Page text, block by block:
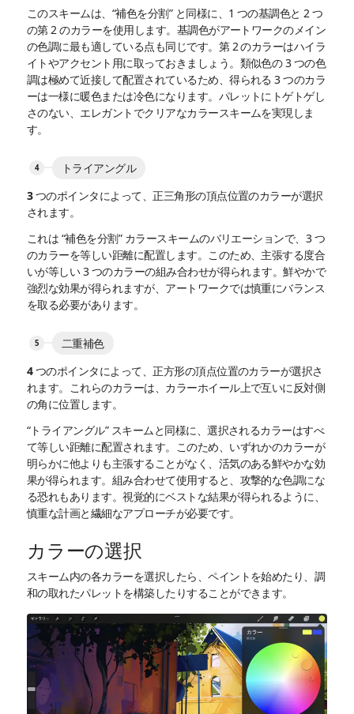
このスキームは、“補色を分割” と同様に、1 つの基調色と 2 つ
の第 2 のカラーを使用します。基調色がアートワークのメイン
の色調に最も適している点も同じです。第 2 のカラーはハイラ
イトやアクセント用に取っておきましょう。類似色の 3 つの色
調は極めて近接して配置されているため、得られる 3 つのカラ
ーは一様に暖色または冷色になります。パレットにトゲトゲし
さのない、エレガントでクリアなカラースキームを実現しま
す。
トライアングル
3 つのポインタによって、正三角形の頂点位置のカラーが選択
されます。
これは “補色を分割” カラースキームのバリエーションで、3 つ
のカラーを等しい距離に配置します。このため、主張する度合
いが等しい 3 つのカラーの組み合わせが得られます。鮮やかで
強烈な効果が得られますが、アートワークでは慎重にバランス
を取る必要があります。
二重補色
4 つのポインタによって、正方形の頂点位置のカラーが選択さ
れます。これらのカラーは、カラーホイール上で互いに反対側
の角に位置します。
“トライアングル” スキームと同様に、選択されるカラーはすべ
て等しい距離に配置されます。このため、いずれかのカラーが
明らかに他よりも主張することがなく、活気のある鮮やかな効
果が得られます。組み合わせて使用すると、攻撃的な色調にな
る恐れもあります。視覚的にベストな結果が得られるように、
慎重な計画と繊細なアプローチが必要です。
カラーの選択
スキーム内の各カラーを選択したら、ペイントを始めたり、調
和の取れたパレットを構築したりすることができます。